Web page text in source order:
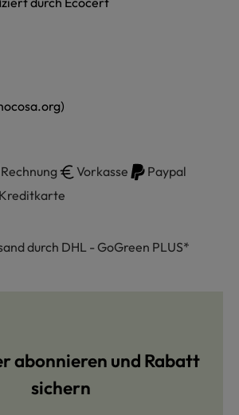
Rechnung Vorkasse
Paypal
Kreditkarte
durch DHL - GoGreen PLUS*
abonnieren und Rabatt
sichern